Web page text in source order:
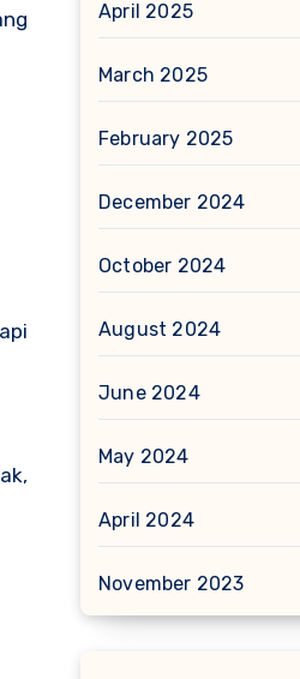
April 2025
March 2025
February 2025
December 2024
October 2024
August 2024
June 2024
May 2024
April 2024
November 2023